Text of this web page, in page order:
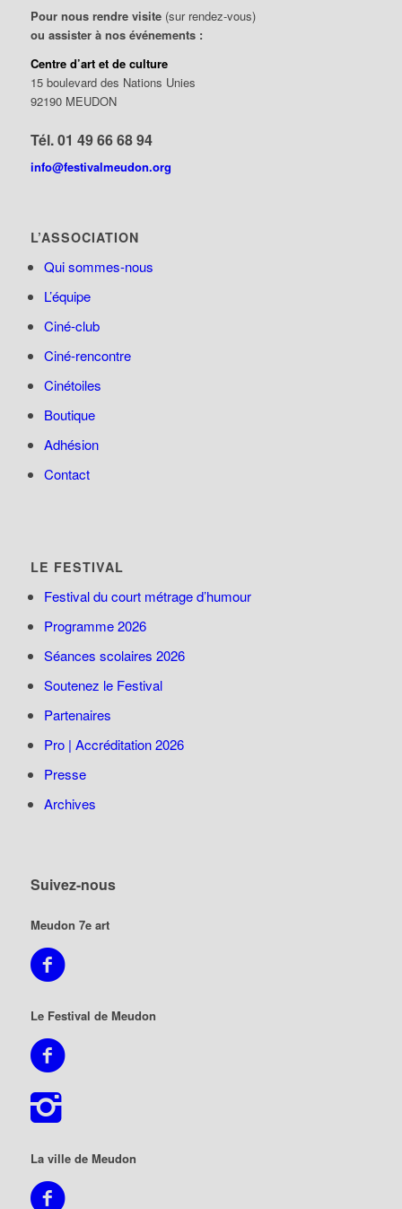
Pour nous rendre visite(sur rendez-vous)
ou assister à nos événements :
Centre d’art et de culture
15 boulevard des Nations Unies
92190 MEUDON
Tél. 01 49 66 68 94
info@festivalmeudon.org
L’ASSOCIATION
Qui sommes-nous
L’équipe
Ciné-club
Ciné-rencontre
Cinétoiles
Boutique
Adhésion
Contact
LE FESTIVAL
Festival du court métrage d’humour
Programme 2026
Séances scolaires 2026
Soutenez le Festival
Partenaires
Pro | Accréditation 2026
Presse
Archives
Suivez-nous
Meudon 7e art
Le Festival de Meudon
La ville de Meudon